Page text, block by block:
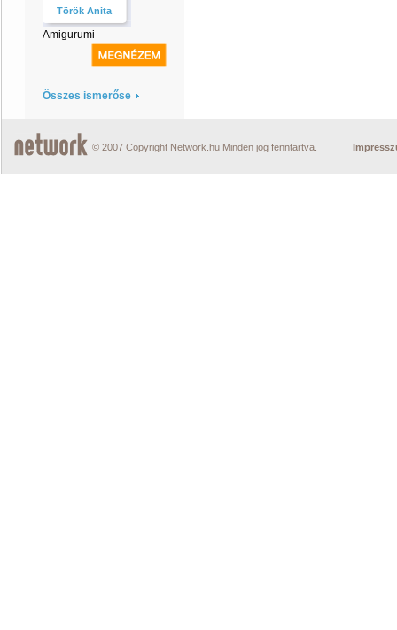
Török Anita
Amigurumi
Összes ismerőse
© 2007 Copyright Network.hu Minden jog fenntartva.